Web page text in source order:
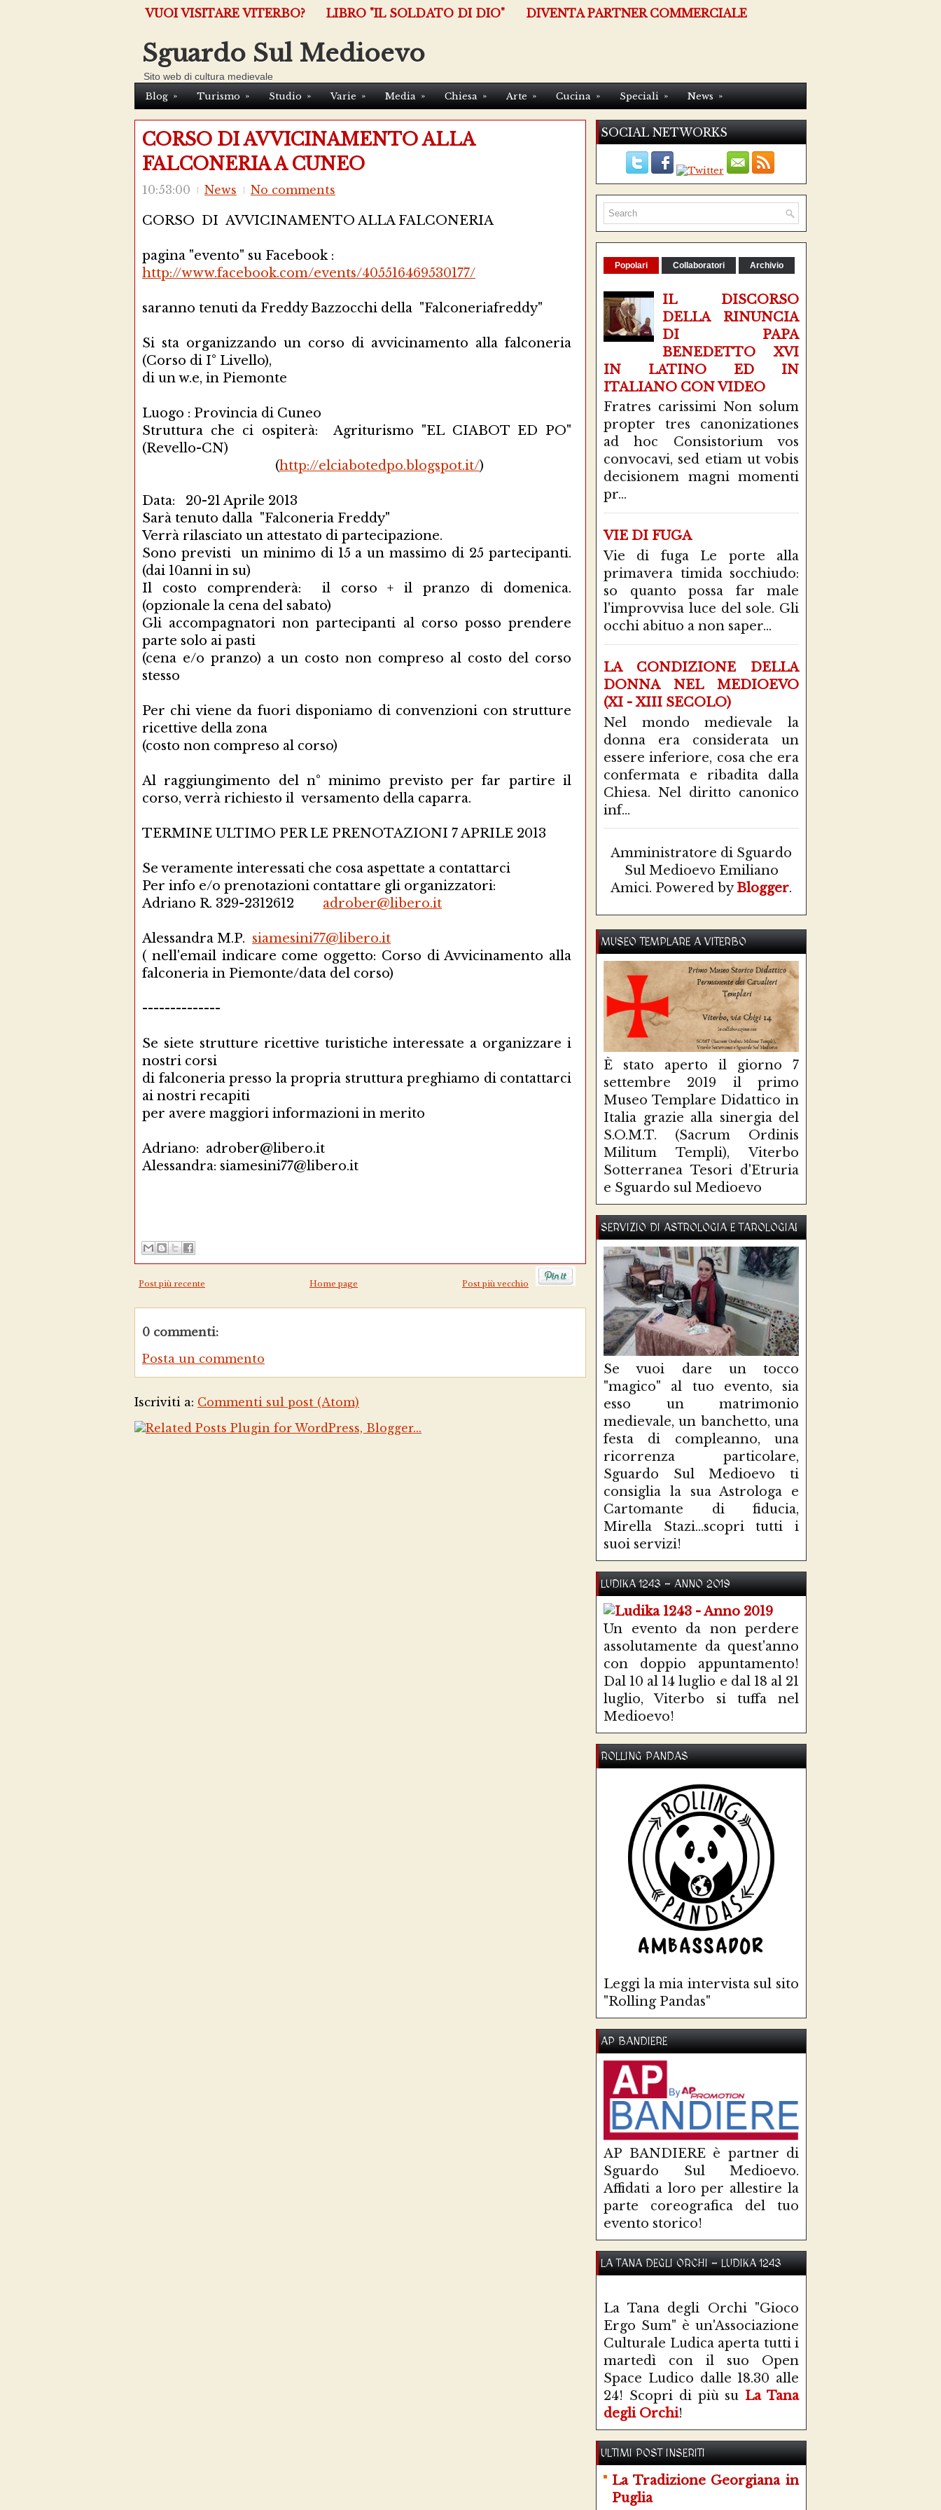
VUOI VISITARE VITERBO? LIBRO "IL SOLDATO DI DIO" DIVENTA PARTNER COMMERCIALE
Sguardo Sul Medioevo
Sito web di cultura medievale
Blog » Turismo » Studio » Varie » Media » Chiesa » Arte » Cucina » Speciali » News »
CORSO DI AVVICINAMENTO ALLA
FALCONERIA A CUNEO
10:53:00 News No comments
CORSO DI AVVICINAMENTO ALLA FALCONERIA
pagina "evento" su Facebook :
http://www.facebook.com/events/405516469530177/
saranno tenuti da Freddy Bazzocchi della "Falconeriafreddy"
Si sta organizzando un corso di avvicinamento alla falconeria
(Corso di I° Livello),
di un w.e, in Piemonte
Luogo : Provincia di Cuneo
Struttura che ci ospiterà: Agriturismo "EL CIABOT ED PO"
(Revello-CN)
(http://elciabotedpo.blogspot.it/)
Data: 20-21 Aprile 2013
Sarà tenuto dalla "Falconeria Freddy"
Verrà rilasciato un attestato di partecipazione.
Sono previsti un minimo di 15 a un massimo di 25 partecipanti.
(dai 10anni in su)
Il costo comprenderà: il corso + il pranzo di domenica.
(opzionale la cena del sabato)
Gli accompagnatori non partecipanti al corso posso prendere
parte solo ai pasti
(cena e/o pranzo) a un costo non compreso al costo del corso
stesso
Per chi viene da fuori disponiamo di convenzioni con strutture
ricettive della zona
(costo non compreso al corso)
Al raggiungimento del n° minimo previsto per far partire il
corso, verrà richiesto il versamento della caparra.
TERMINE ULTIMO PER LE PRENOTAZIONI 7 APRILE 2013
Se veramente interessati che cosa aspettate a contattarci
Per info e/o prenotazioni contattare gli organizzatori:
Adriano R. 329-2312612 adrober@libero.it
Alessandra M.P. siamesini77@libero.it
( nell'email indicare come oggetto: Corso di Avvicinamento alla
falconeria in Piemonte/data del corso)
--------------
Se siete strutture ricettive turistiche interessate a organizzare i
nostri corsi
di falconeria presso la propria struttura preghiamo di contattarci
ai nostri recapiti
per avere maggiori informazioni in merito
Adriano: adrober@libero.it
Alessandra: siamesini77@libero.it
Post più recente Post più vecchio
Home page
0 commenti:
Posta un commento
Iscriviti a: Commenti sul post (Atom)
SOCIAL NETWORKS
Popolari Collaboratori Archivio
IL DISCORSO
DELLA RINUNCIA
DI PAPA
BENEDETTO XVI
IN LATINO ED IN
ITALIANO CON VIDEO
Fratres carissimi Non solum
propter tres canonizationes
ad hoc Consistorium vos
convocavi, sed etiam ut vobis
decisionem magni momenti
pr...
VIE DI FUGA
Vie di fuga Le porte alla
primavera timida socchiudo:
so quanto possa far male
l'improvvisa luce del sole. Gli
occhi abituo a non saper...
LA CONDIZIONE DELLA
DONNA NEL MEDIOEVO
(XI - XIII SECOLO)
Nel mondo medievale la
donna era considerata un
essere inferiore, cosa che era
confermata e ribadita dalla
Chiesa. Nel diritto canonico
inf...
Amministratore di Sguardo
Sul Medioevo Emiliano
Amici. Powered byBlogger.
MUSEO TEMPLARE A VITERBO
È stato aperto il giorno 7
settembre 2019 il primo
Museo Templare Didattico in
Italia grazie alla sinergia del
S.O.M.T. (Sacrum Ordinis
Militum Templi), Viterbo
Sotterranea Tesori d'Etruria
e Sguardo sul Medioevo
SERVIZIO DI ASTROLOGIA E TAROLOGIA!
Se vuoi dare un tocco
"magico" al tuo evento, sia
esso un matrimonio
medievale, un banchetto, una
festa di compleanno, una
ricorrenza particolare,
Sguardo Sul Medioevo ti
consiglia la sua Astrologa e
Cartomante di fiducia,
Mirella Stazi...scopri tutti i
suoi servizi!
LUDIKA 1243 - ANNO 2019
Un evento da non perdere
assolutamente da quest'anno
con doppio appuntamento!
Dal 10 al 14 luglio e dal 18 al 21
luglio, Viterbo si tuffa nel
Medioevo!
ROLLING PANDAS
Leggi la mia intervista sul sito
"Rolling Pandas"
AP BANDIERE
AP BANDIERE è partner di
Sguardo Sul Medioevo.
Affidati a loro per allestire la
parte coreografica del tuo
evento storico!
LA TANA DEGLI ORCHI - LUDIKA 1243
La Tana degli Orchi "Gioco
Ergo Sum" è un'Associazione
Culturale Ludica aperta tutti i
martedì con il suo Open
Space Ludico dalle 18.30 alle
24! Scopri di più su La Tana
degli Orchi!
ULTIMI POST INSERITI
La Tradizione Georgiana in
Puglia